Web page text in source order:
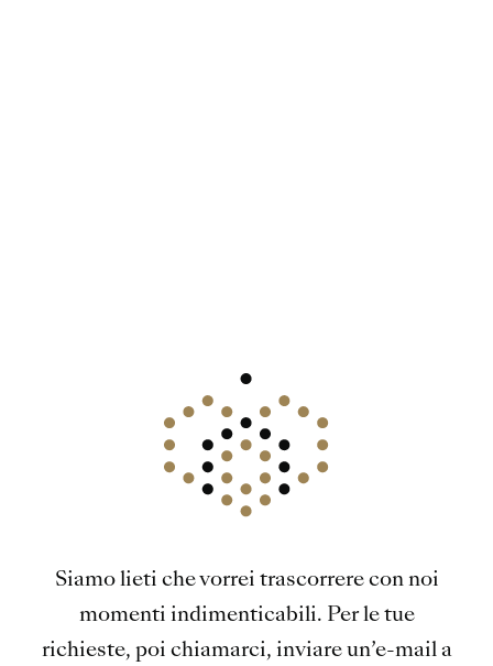
Siamo lieti che vorrei trascorrere con noi
momenti indimenticabili. Per le tue
richieste, poi chiamarci, inviare un’e-mail a